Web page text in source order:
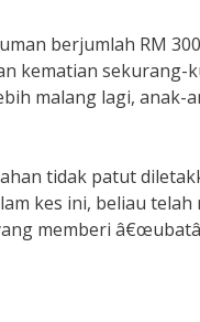
berjumlah RM
kematian sekurang-
malang lagi,
tidak patut
kes ini, beliau
memberi